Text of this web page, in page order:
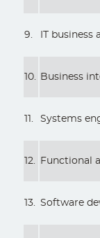
9. IT business
10. Business
11. Systems
12. Functional
13. Software